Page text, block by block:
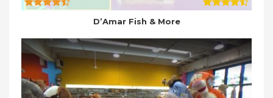
D’Amar Fish & More